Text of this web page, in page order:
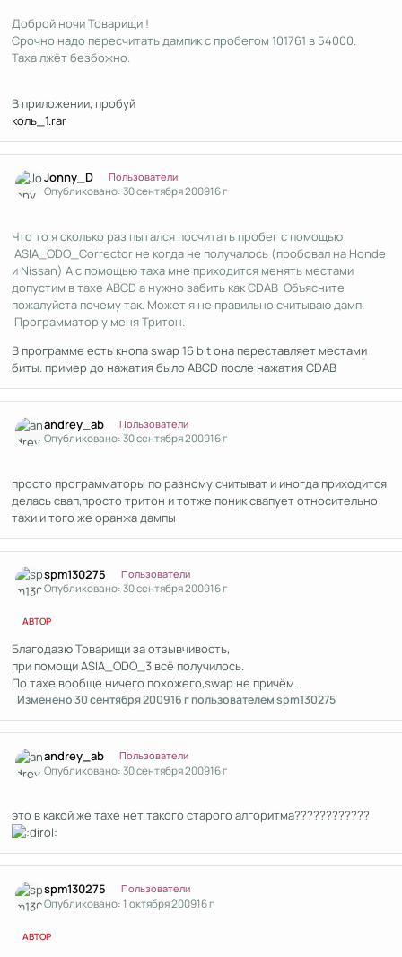
Доброй ночи Товарищи !
Срочно надо пересчитать дампик с пробегом 101761 в 54000.
Таха лжёт безбожно.
В приложении, пробуй
коль_1.rar
Jonny_D Пользователи
Опубликовано:30 сентября 200916 г
Что то я сколько раз пытался посчитать пробег с помощью
ASIA_ODO_Corrector не когда не получалось (пробовал на Honde
и Nissan) А с помощью таха мне приходится менять местами
допустим в тахе ABCD а нужно забить как CDAB Объясните
пожалуйста почему так. Может я не правильно считываю дамп.
Программатор у меня Тритон.
В программе есть кнопа swap 16 bit она переставляет местами
биты. пример до нажатия было ABCD после нажатия CDAB
andrey_ab Пользователи
Опубликовано:30 сентября 200916 г
просто программаторы по разному считыват и иногда приходится
делась свап,просто тритон и тотже поник свапует относительно
тахи и того же оранжа дампы
spm130275 Пользователи
Опубликовано:30 сентября 200916 г
АВТОР
Благодазю Товарищи за отзывчивость,
при помощи ASIA_ODO_3 всё получилось.
По тахе вообще ничего похожего,swap не причём.
Изменено30 сентября 200916 гпользователем spm130275
andrey_ab Пользователи
Опубликовано:30 сентября 200916 г
это в какой же тахе нет такого старого алгоритма????????????
spm130275 Пользователи
Опубликовано:1 октября 200916 г
АВТОР